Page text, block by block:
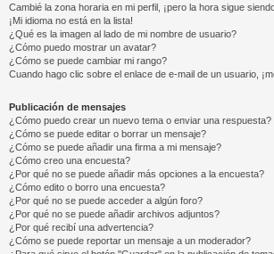
Cambié la zona horaria en mi perfil, ¡pero la hora sigue
¡Mi idioma no está en la lista!
¿Qué es la imagen al lado de mi nombre de usuario?
¿Cómo puedo mostrar un avatar?
¿Cómo se puede cambiar mi rango?
Cuando hago clic sobre el enlace de e-mail de un usuario,
Publicación de mensajes
¿Cómo puedo crear un nuevo tema o enviar una respuesta?
¿Cómo se puede editar o borrar un mensaje?
¿Cómo se puede añadir una firma a mi mensaje?
¿Cómo creo una encuesta?
¿Por qué no se puede añadir más opciones a la encuesta?
¿Cómo edito o borro una encuesta?
¿Por qué no se puede acceder a algún foro?
¿Por qué no se puede añadir archivos adjuntos?
¿Por qué recibí una advertencia?
¿Cómo se puede reportar un mensaje a un moderador?